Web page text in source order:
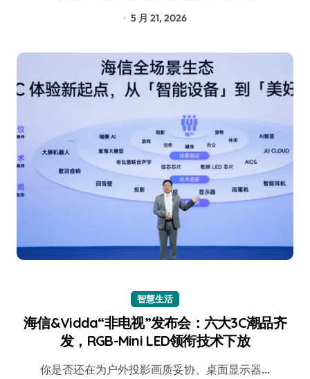
5 月 21, 2026
智慧生活
海信&Vidda“非电视”发布会：六大3C潮品齐
发，RGB-Mini LED领衔技术下放
你是否还在为户外投影画质妥协、桌面显示器…